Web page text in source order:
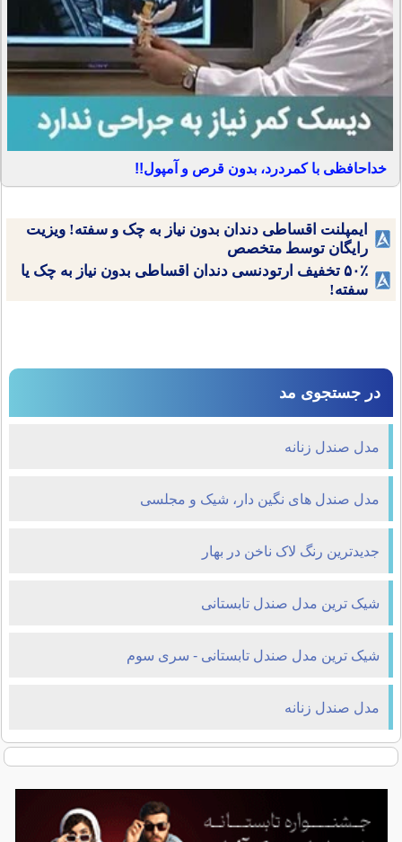
خداحافظی با کمردرد، بدون قرص و آمپول!!
ایمپلنت اقساطی دندان بدون نیاز به چک و سفته! ویزیت
رایگان توسط متخصص
۵۰٪ تخفیف ارتودنسی دندان اقساطی بدون نیاز به چک یا
سفته!
در جستجوی مد
مدل صندل زنانه
مدل صندل های نگین دار، شیک و مجلسی
جدیدترین رنگ لاک ناخن در بهار
شیک ترین مدل صندل تابستانی
شیک ترین مدل صندل تابستانی - سری سوم
مدل صندل زنانه